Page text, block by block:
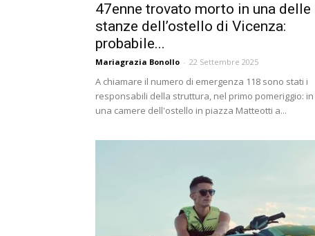
47enne trovato morto in una delle
stanze dell’ostello di Vicenza:
probabile...
Mariagrazia Bonollo - 22 Settembre 2025
A chiamare il numero di emergenza 118 sono stati i
responsabili della struttura, nel primo pomeriggio: in
una camere dell'ostello in piazza Matteotti a...